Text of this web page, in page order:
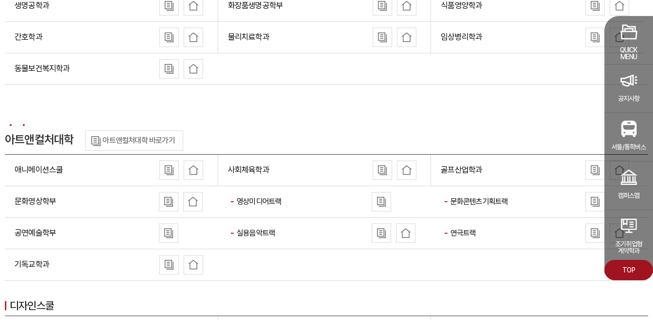
QUICK
MENU
공지사항
셔틀/통학버스
캠퍼스맵
조기취업형
계약학과
TOP
생명공학과 화장품생명공학부 식품영양학과
간호학과 물리치료학과 임상병리학과
동물보건복지학과
아트앤컬처대학 아트앤컬처대학 바로가기
애니메이션스쿨 사회체육학과 골프산업학과
문화영상학부 영상미디어트랙 문화콘텐츠기획트랙
공연예술학부 실용음악트랙 연극트랙
기독교학과
디자인스쿨